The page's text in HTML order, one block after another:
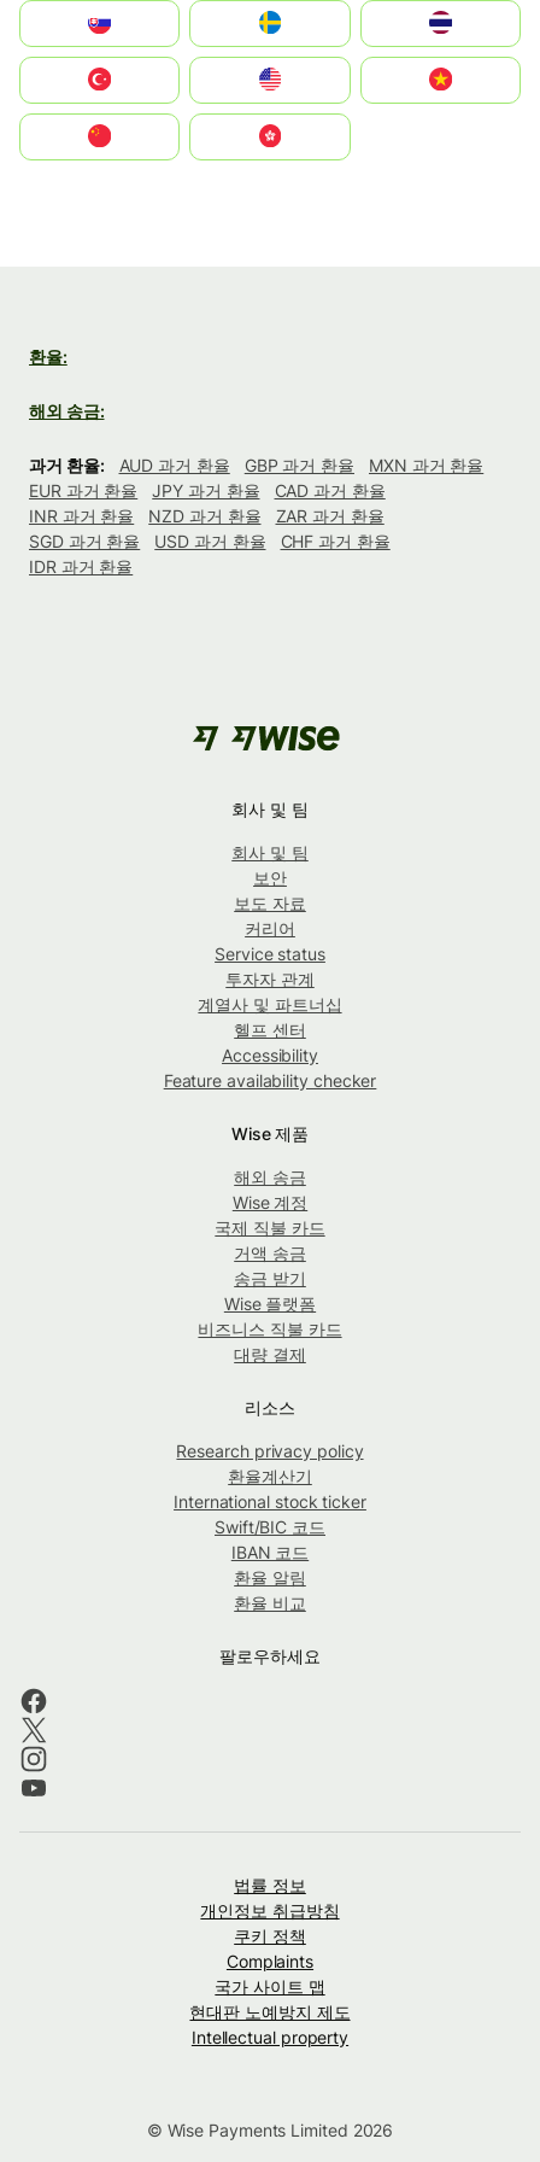
United States
中國香港特別行政區
환율:
해외 송금:
과거 환율: AUD 과거 환율 GBP 과거 환율
MXN 과거 환율
EUR 과거 환율
JPY 과거 환율
CAD 과거 환율
INR 과거 환율
NZD 과거 환율
ZAR 과거 환율
SGD 과거 환율
USD 과거 환율
CHF 과거 환율
IDR 과거 환율
회사 및 팀
회사 및 팀
보안
보도 자료
커리어
Service status
투자자 관계
계열사 및 파트너십
헬프 센터
Accessibility
Feature availability checker
Wise 제품
해외 송금
Wise 계정
국제 직불 카드
거액 송금
송금 받기
Wise 플랫폼
비즈니스 직불 카드
대량 결제
리소스
Research privacy policy
환율계산기
International stock ticker
Swift/BIC 코드
IBAN 코드
환율 알림
환율 비교
팔로우하세요
법률 정보
개인정보 취급방침
쿠키 정책
Complaints
국가 사이트 맵
현대판 노예방지 제도
Intellectual property
© Wise Payments Limited 2026